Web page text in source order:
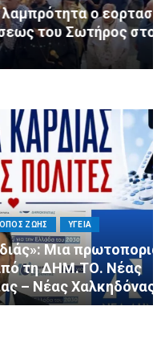
ο εορτασμός
Σωτήρος στον
δράση
Νέας